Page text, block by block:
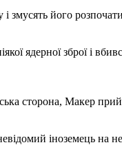
змусять його
ядерної зброї і
сторона, Макер
іноземець на